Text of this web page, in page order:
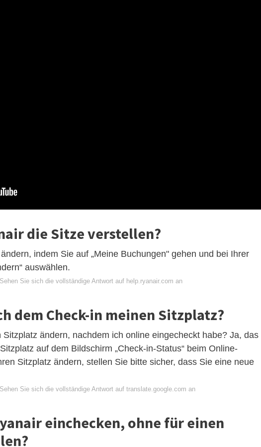
die Sitze verstellen?
indem Sie auf „Meine Buchungen" gehen und bei Ihrer
auswählen.
Sehen Sie sich die vollständige Antwort auf help.ryanair.com an
dem Check-in meinen Sitzplatz?
ändern, nachdem ich online eingecheckt habe? Ja, das
auf dem Bildschirm „Check-in-Status“ beim Online-
Sitzplatz ändern, stellen Sie bitte sicher, dass Sie eine neue
Sehen Sie sich die vollständige Antwort auf translate.google.com an
einchecken, ohne für einen